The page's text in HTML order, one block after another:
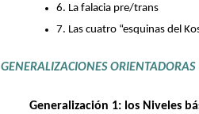
6. La falacia pre/trans
7. Las cuatro “esquinas del
GENERALIZACIONES ORIENTADORAS
Generalización 1: los Niveles